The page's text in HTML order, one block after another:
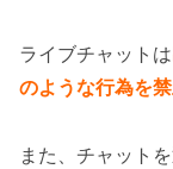
ライブチャットは
のような行為を
また、チャット